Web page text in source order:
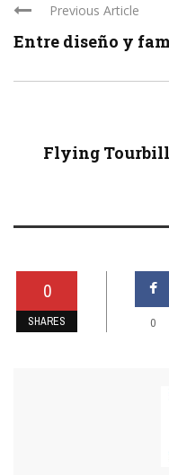
Previous Article
Entre diseño y
Flying
0
SHARES 0